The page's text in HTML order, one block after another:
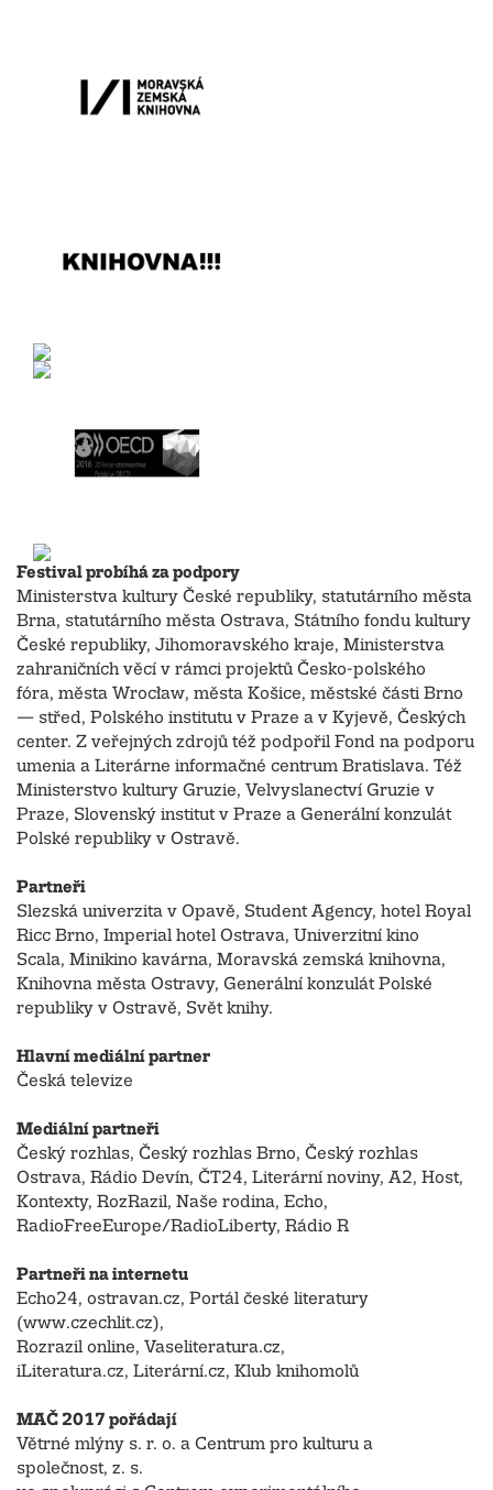
Festival probíhá za podpory
Ministerstva kultury České republiky, statutárního města
Brna, statutárního města Ostrava, Státního fondu kultury
České republiky, Jihomoravského kraje, Ministerstva
zahraničních věcí v rámci projektů Česko-polského
fóra, města Wrocław, města Košice, městské části Brno
— střed, Polského institutu v Praze a v Kyjevě, Českých
center. Z veřejných zdrojů též podpořil Fond na podporu
umenia a Literárne informačné centrum Bratislava. Též
Ministerstvo kultury Gruzie, Velvyslanectví Gruzie v
Praze, Slovenský institut v Praze a Generální konzulát
Polské republiky v Ostravě.
Partneři
Slezská univerzita v Opavě, Student Agency, hotel Royal
Ricc Brno, Imperial hotel Ostrava, Univerzitní kino
Scala, Minikino kavárna, Moravská zemská knihovna,
Knihovna města Ostravy, Generální konzulát Polské
republiky v Ostravě, Svět knihy.
Hlavní mediální partner
Česká televize
Mediální partneři
Český rozhlas, Český rozhlas Brno, Český rozhlas
Ostrava, Rádio Devín, ČT24, Literární noviny, A2, Host,
Kontexty, RozRazil, Naše rodina, Echo,
RadioFreeEurope/RadioLiberty, Rádio R
Partneři na internetu
Echo24, ostravan.cz, Portál české literatury
(www.czechlit.cz),
Rozrazil online, Vaseliteratura.cz,
iLiteratura.cz, Literární.cz, Klub knihomolů
MAČ 2017 pořádají
Větrné mlýny s. r. o. a Centrum pro kulturu a
společnost, z. s.​